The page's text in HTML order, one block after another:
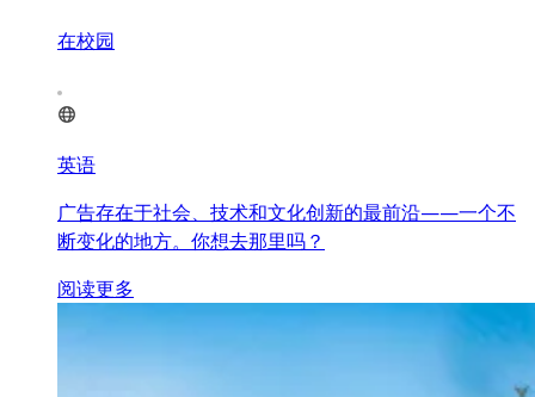
在校园
英语
广告存在于社会、技术和文化创新的最前沿——一个不
断变化的地方。你想去那里吗？
阅读更多